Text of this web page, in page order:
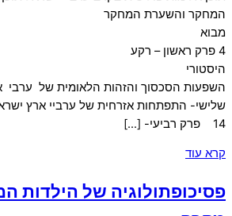
4 פרק ראשון – רקע
14 פרק רביעי- […]
קרא עוד
פסיכופתולוגיה של הילדות